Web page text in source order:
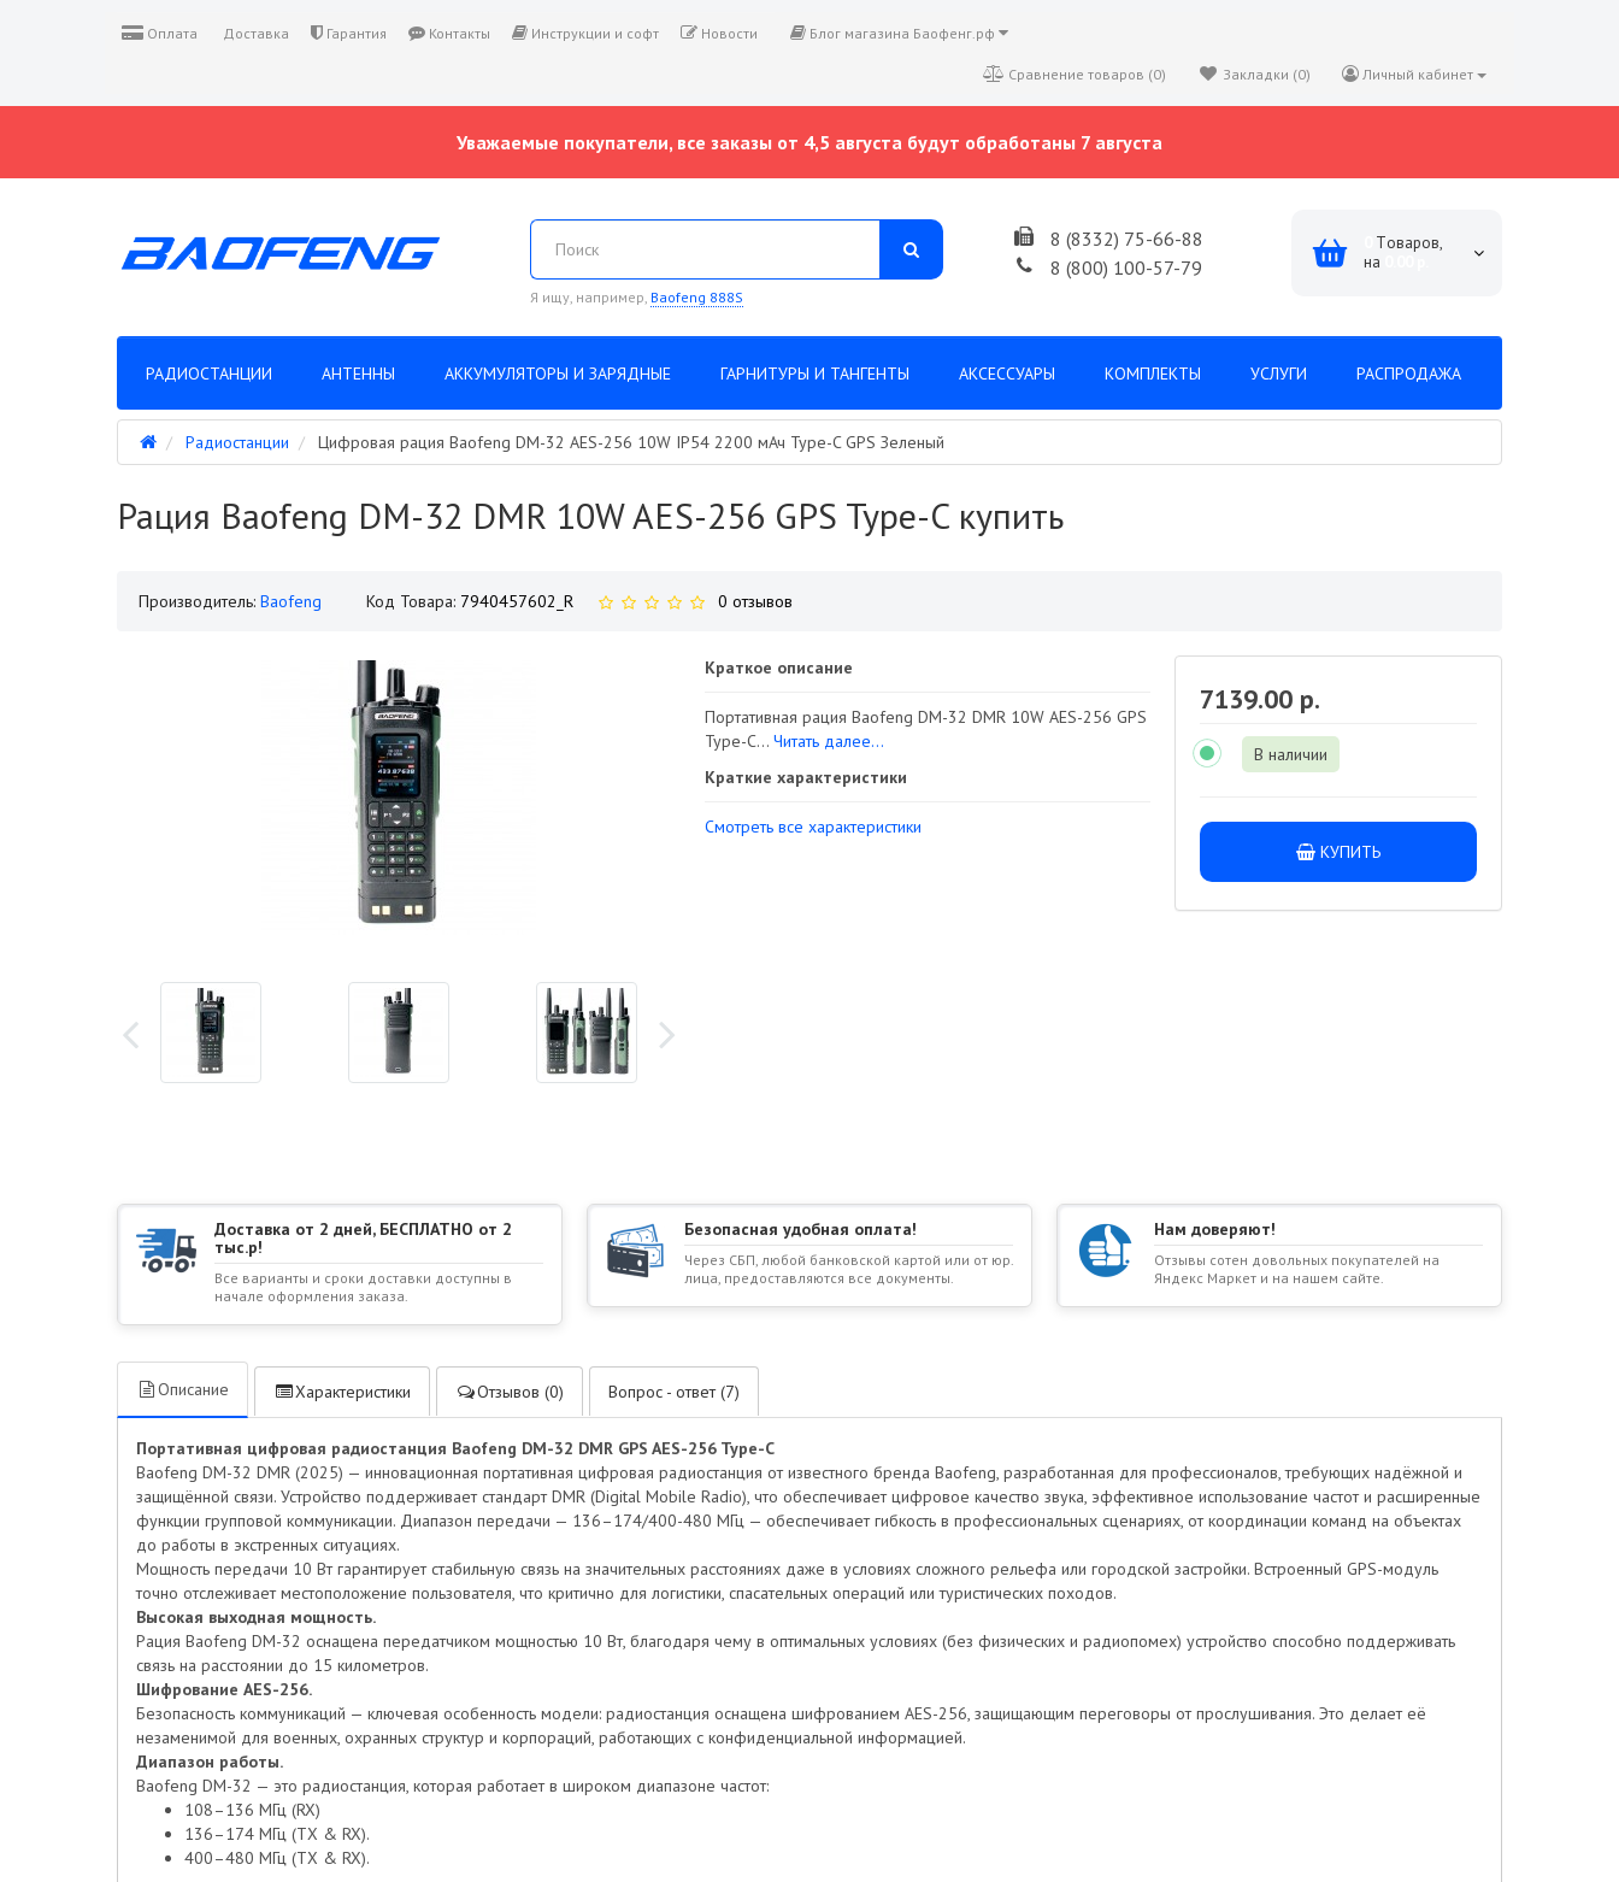
Оплата Доставка Гарантия Контакты Инструкции и софт Новости Блог магазина Баофенг.рф
Личный кабинет
Закладки (0)
Сравнение товаров (0)
Уважаемые покупатели, все заказы от 4,5 августа будут обработаны 7 августа
8 (8332) 75-66-88
8 (800) 100-57-79
Tоваров,
на
Я ищу, например, Baofeng 888S
РАДИОСТАНЦИИ АНТЕННЫ АККУМУЛЯТОРЫ И ЗАРЯДНЫЕ ГАРНИТУРЫ И ТАНГЕНТЫ АКСЕССУАРЫ КОМПЛЕКТЫ УСЛУГИ РАСПРОДАЖА
Радиостанции Цифровая рация Baofeng DM-32 AES-256 10W IP54 2200 мАч Type-C GPS Зеленый
Рация Baofeng DM-32 DMR 10W AES-256 GPS Type-C купить
Производитель: Baofeng Код Товара: 7940457602_R 0 отзывов
Краткое описание
Портативная рация Baofeng DM-32 DMR 10W AES-256 GPS
Type-C... Читать далее...
Краткие характеристики
Смотреть все характеристики
7139.00 р.
В наличии
КУПИТЬ
Доставка от 2 дней, БЕСПЛАТНО от 2
тыс.р!
Все варианты и сроки доставки доступны в
начале оформления заказа.
Безопасная удобная оплата!
Через СБП, любой банковской картой или от юр.
лица, предоставляются все документы.
Нам доверяют!
Отзывы сотен довольных покупателей на
Яндекс Маркет и на нашем сайте.
Описание Характеристики Отзывов (0) Вопрос - ответ (7)
Портативная цифровая радиостанция Baofeng DM-32 DMR GPS AES-256 Type-C
Baofeng DM-32 DMR (2025) — инновационная портативная цифровая радиостанция от известного бренда Baofeng, разработанная для профессионалов, требующих надёжной и
защищённой связи. Устройство поддерживает стандарт DMR (Digital Mobile Radio), что обеспечивает цифровое качество звука, эффективное использование частот и расширенные
функции групповой коммуникации. Диапазон передачи — 136–174/400-480 МГц — обеспечивает гибкость в профессиональных сценариях, от координации команд на объектах
до работы в экстренных ситуациях.
Мощность передачи 10 Вт гарантирует стабильную связь на значительных расстояниях даже в условиях сложного рельефа или городской застройки. Встроенный GPS-модуль
точно отслеживает местоположение пользователя, что критично для логистики, спасательных операций или туристических походов.
Высокая выходная мощность.
Рация Baofeng DM-32 оснащена передатчиком мощностью 10 Вт, благодаря чему в оптимальных условиях (без физических и радиопомех) устройство способно поддерживать
связь на расстоянии до 15 километров.
Шифрование AES-256.
Безопасность коммуникаций — ключевая особенность модели: радиостанция оснащена шифрованием AES-256, защищающим переговоры от прослушивания. Это делает её
незаменимой для военных, охранных структур и корпораций, работающих с конфиденциальной информацией.
Диапазон работы.
Baofeng DM-32 — это радиостанция, которая работает в широком диапазоне частот:
108–136 МГц (RX)
136–174 МГц (TX & RX).
400–480 МГц (TX & RX).